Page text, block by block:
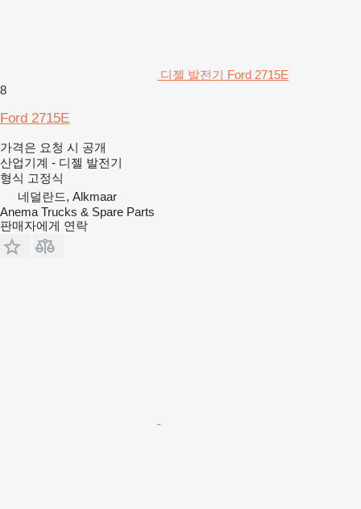
디젤 발전기 Ford 2715E
8
Ford 2715E
가격은 요청 시 공개
산업기계 - 디젤 발전기
형식 고정식
네덜란드, Alkmaar
Anema Trucks & Spare Parts
판매자에게 연락